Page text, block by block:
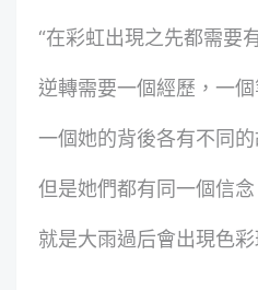
“在彩虹出現之先都需要
逆轉需要一個經歷，一個
一個她的背後各有不同的
但是她們都有同一個信念
就是大雨過后會出現色